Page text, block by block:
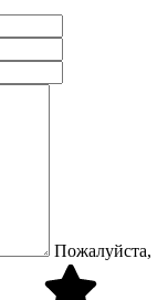
Пожалуйста,